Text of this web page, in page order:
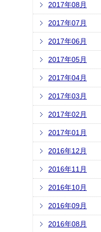
2017年08月
2017年07月
2017年06月
2017年05月
2017年04月
2017年03月
2017年02月
2017年01月
2016年12月
2016年11月
2016年10月
2016年09月
2016年08月